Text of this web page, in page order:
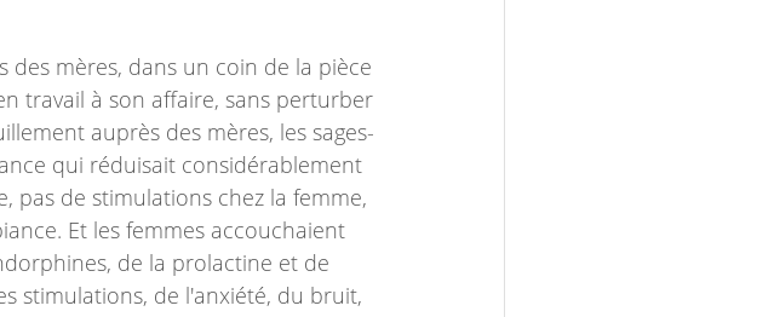
des mères, dans un coin de la pièce
travail à son affaire, sans perturber
auprès des mères, les sages-
qui réduisait considérablement
pas de stimulations chez la femme,
Et les femmes accouchaient
de la prolactine et de
stimulations, de l'anxiété, du bruit,